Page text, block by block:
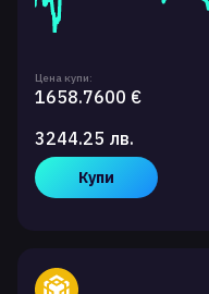
Цена купи:
1658.7600 €
3244.25 лв.
Купи